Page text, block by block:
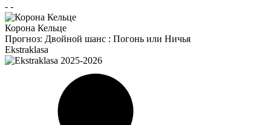
- -
Корона Кельце
Прогноз: Двойной шанс : Погонь или Ничья
Ekstraklasa